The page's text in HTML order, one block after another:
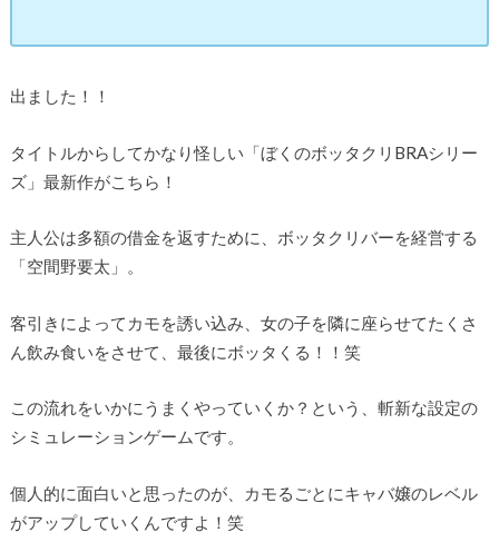
出ました！！
タイトルからしてかなり怪しい「ぼくのボッタクリBRAシリー
ズ」最新作がこちら！
主人公は多額の借金を返すために、ボッタクリバーを経営する
「空間野要太」。
客引きによってカモを誘い込み、女の子を隣に座らせてたくさ
ん飲み食いをさせて、最後にボッタくる！！笑
この流れをいかにうまくやっていくか？という、斬新な設定の
シミュレーションゲームです。
個人的に面白いと思ったのが、カモるごとにキャバ嬢のレベル
がアップしていくんですよ！笑